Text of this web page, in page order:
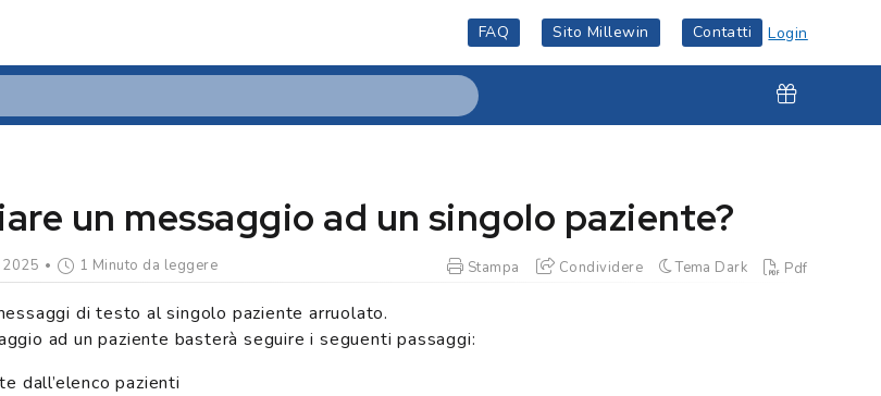
FAQ Sito Millewin Contatti Login
un messaggio ad un singolo paziente?
1 Minuto da leggere Stampa Condividere Tema Dark Pdf
di testo al singolo paziente arruolato.
ad un paziente basterà seguire i seguenti passaggi:
dall’elenco pazienti